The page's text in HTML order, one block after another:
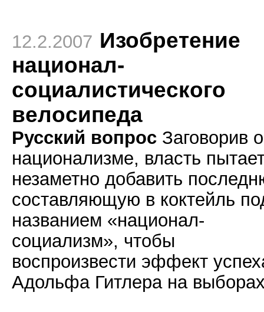
12.2.2007 Изобретение
национал-
социалистического
велосипеда
Русский вопрос Заговорив о
национализме, власть
незаметно добавить
составляющую в коктейль
названием «национал-
социализм», чтобы
воспроизвести эффект
Адольфа Гитлера на